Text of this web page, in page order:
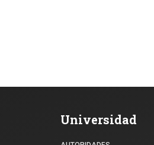
Universidad